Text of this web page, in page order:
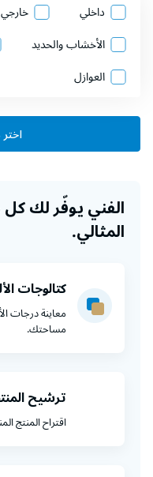
داخلي خارجي
الأخشاب والحديد
العوازل
الفني يوفّر لك كل
المثالي.
كتالوجات
معاينة درجات
مساحتك.
ترشيح
اقتراح المنتج